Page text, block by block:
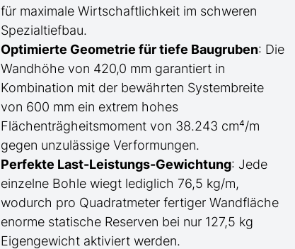
für maximale Wirtschaftlichkeit im schweren
Spezialtiefbau.
Optimierte Geometrie für tiefe Baugruben: Die
Wandhöhe von 420,0 mm garantiert in
Kombination mit der bewährten Systembreite
von 600 mm ein extrem hohes
Flächenträgheitsmoment von 38.243 cm⁴/m
gegen unzulässige Verformungen.
Perfekte Last-Leistungs-Gewichtung: Jede
einzelne Bohle wiegt lediglich 76,5 kg/m,
wodurch pro Quadratmeter fertiger Wandfläche
enorme statische Reserven bei nur 127,5 kg
Eigengewicht aktiviert werden.